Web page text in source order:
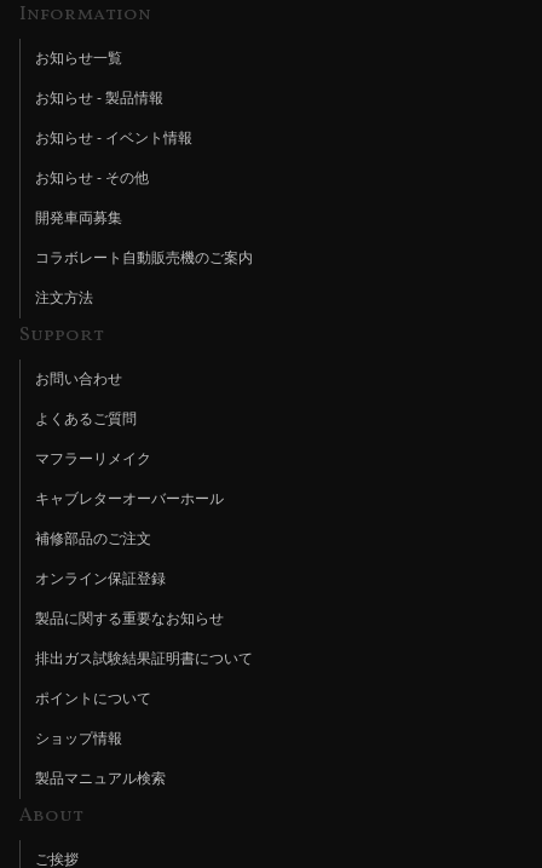
Information
お知らせ一覧
お知らせ - 製品情報
お知らせ - イベント情報
お知らせ - その他
開発車両募集
コラボレート自動販売機のご案内
注文方法
Support
お問い合わせ
よくあるご質問
マフラーリメイク
キャブレターオーバーホール
補修部品のご注文
オンライン保証登録
製品に関する重要なお知らせ
排出ガス試験結果証明書について
ポイントについて
ショップ情報
製品マニュアル検索
About
ご挨拶